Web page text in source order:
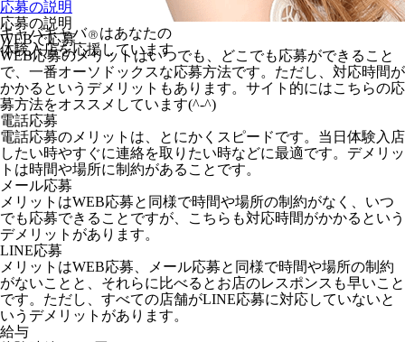
キャバキャバⓇ はあなたの
体験入店を応援しています
応募の説明
応募の説明
WEBで応募
WEB応募のメリットはいつでも、どこでも応募ができること
で、一番オーソドックスな応募方法です。ただし、対応時間が
かかるというデメリットもあります。サイト的にはこちらの応
募方法をオススメしています(^-^)
電話応募
電話応募のメリットは、とにかくスピードです。当日体験入店
したい時やすぐに連絡を取りたい時などに最適です。デメリッ
トは時間や場所に制約があることです。
メール応募
メリットはWEB応募と同様で時間や場所の制約がなく、いつ
でも応募できることですが、こちらも対応時間がかかるという
デメリットがあります。
LINE応募
メリットはWEB応募、メール応募と同様で時間や場所の制約
がないことと、それらに比べるとお店のレスポンスも早いこと
です。ただし、すべての店舗がLINE応募に対応していないと
いうデメリットがあります。
給与